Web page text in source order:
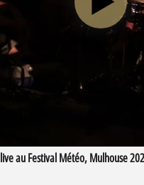
au Festival Météo, Mulhouse